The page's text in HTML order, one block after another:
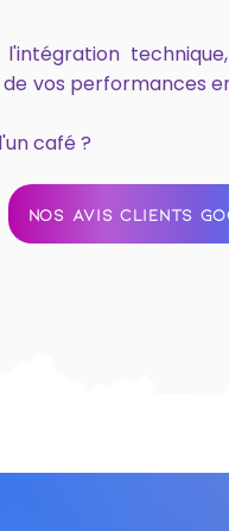
vos performances
café ?
NOS AVIS CLIENTS